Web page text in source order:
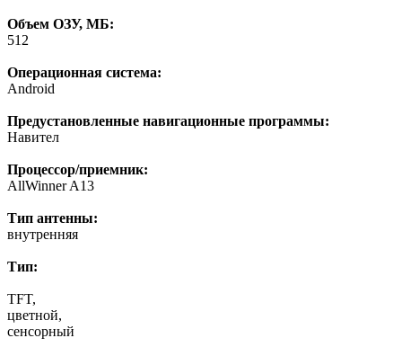
Объем ОЗУ, МБ:
512
Операционная система:
Android
Предустановленные навигационные программы:
Навител
Процессор/приемник:
AllWinner A13
Тип антенны:
внутренняя
Тип:
TFT,
цветной,
сенсорный